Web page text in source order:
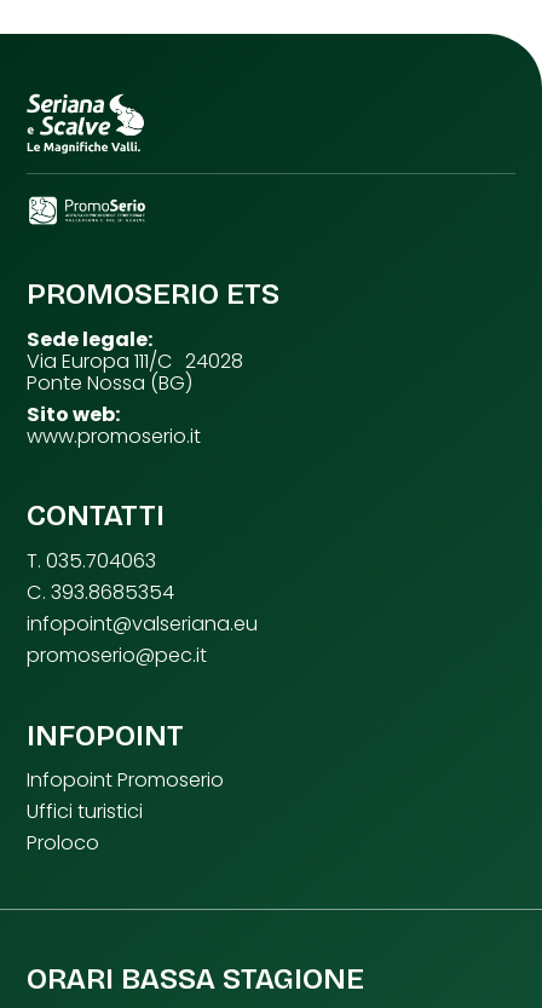
PROMOSERIO ETS
Sede legale:
Via Europa 111/C 24028
Ponte Nossa (BG)
Sito web:
www.promoserio.it
CONTATTI
T. 035.704063
C. 393.8685354
infopoint@valseriana.eu
promoserio@pec.it
INFOPOINT
Infopoint Promoserio
Uffici turistici
Proloco
ORARI BASSA STAGIONE